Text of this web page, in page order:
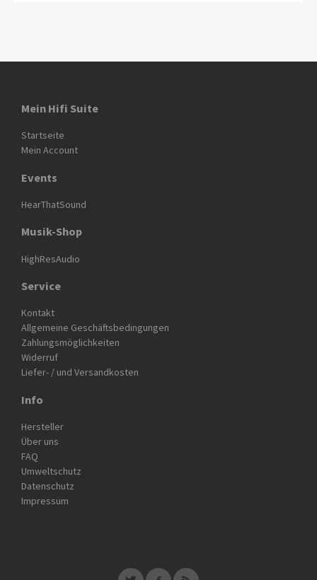
Mein Hifi Suite
Startseite
Mein Account
Events
HearThatSound
Musik-Shop
HighResAudio
Service
Kontakt
Allgemeine Geschäftsbedingungen
Zahlungsmöglichkeiten
Widerruf
Liefer- / und Versandkosten
Info
Hersteller
Über uns
FAQ
Umweltschutz
Datenschutz
Impressum